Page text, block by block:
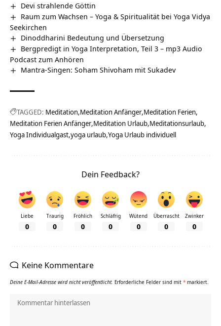
Devi strahlende Göttin
Raum zum Wachsen – Yoga & Spiritualität bei Yoga Vidya
Seekirchen
Dinoddharini Bedeutung und Übersetzung
Bergpredigt in Yoga Interpretation, Teil 3 – mp3 Audio
Podcast zum Anhören
Mantra-Singen: Soham Shivoham mit Sukadev
TAGGED: Meditation Meditation Anfänger Meditation Ferien
Meditation Ferien Anfänger Meditation Urlaub Meditationsurlaub
Yoga Individualgast yoga urlaub Yoga Urlaub individuell
Dein Feedback?
Liebe
0
Traurig
0
Fröhlich
0
Schläfrig
0
Wütend
0
Überrascht
0
Zwinker
0
Keine Kommentare
Deine E-Mail-Adresse wird nicht veröffentlicht. Erforderliche Felder sind mit * markiert.